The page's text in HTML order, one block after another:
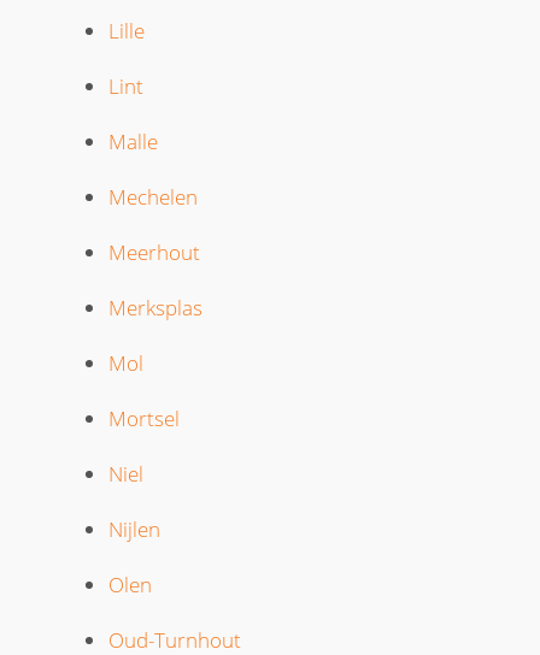
Lille
Lint
Malle
Mechelen
Meerhout
Merksplas
Mol
Mortsel
Niel
Nijlen
Olen
Oud-Turnhout